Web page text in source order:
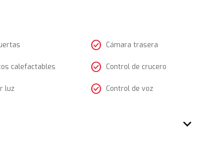
calefactables
luz
check_circle Cámara trasera
check_circle Control de crucero
check_circle Control de voz